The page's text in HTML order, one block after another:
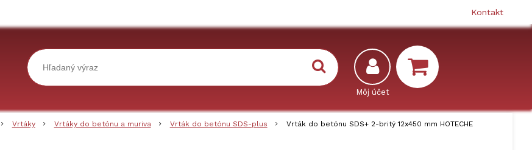
Kontakt
Vrtáky Vrtáky do betónu a muriva Vrták do betónu SDS-plus
Vrták do betónu SDS+ 2-britý 12x450 mm HOTECHE